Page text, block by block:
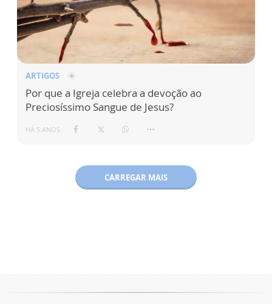
ARTIGOS
Por que a Igreja celebra a devoção ao
Preciosíssimo Sangue de Jesus?
HÁ 5 ANOS
CARREGAR MAIS